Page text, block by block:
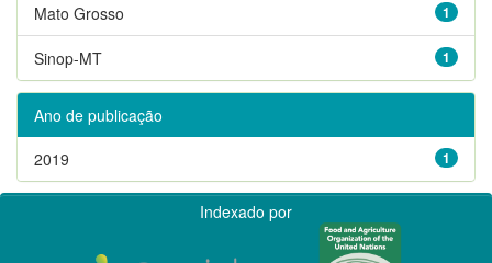
1
Mato Grosso
1
Sinop-MT
Ano de publicação
1
2019
Indexado por